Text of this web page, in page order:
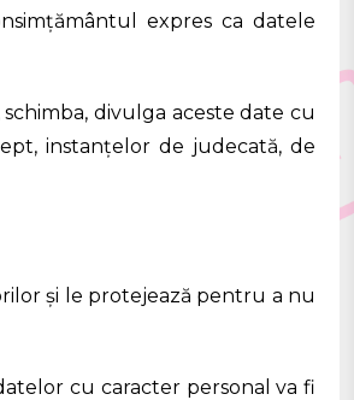
expres ca datele
divulga aceste date cu
instanțelor de judecată, de
și le protejează pentru a nu
cu caracter personal va fi